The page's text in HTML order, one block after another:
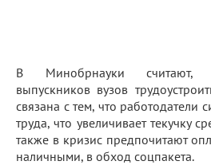
В Минобрнауки считают,
выпускников вузов
связана с тем, что работодатели
труда, что увеличивает текучку
также в кризис предпочитают
наличными, в обход соцпакета.